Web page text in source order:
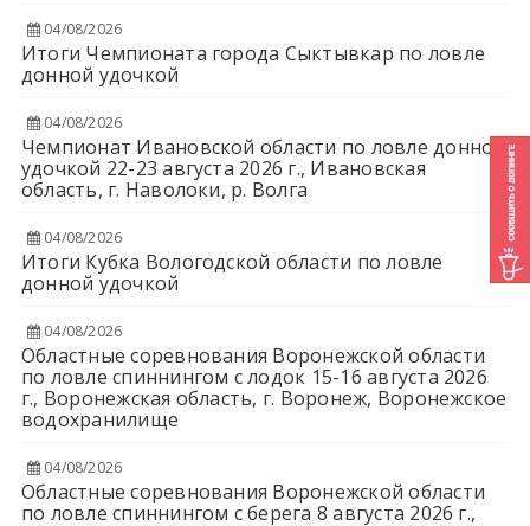
04/08/2026
Итоги Чемпионата города Сыктывкар по ловле
донной удочкой
04/08/2026
Чемпионат Ивановской области по ловле донной
удочкой 22-23 августа 2026 г., Ивановская
область, г. Наволоки, р. Волга
04/08/2026
Итоги Кубка Вологодской области по ловле
донной удочкой
04/08/2026
Областные соревнования Воронежской области
по ловле спиннингом с лодок 15-16 августа 2026
г., Воронежская область, г. Воронеж, Воронежское
водохранилище
04/08/2026
Областные соревнования Воронежской области
по ловле спиннингом с берега 8 августа 2026 г.,